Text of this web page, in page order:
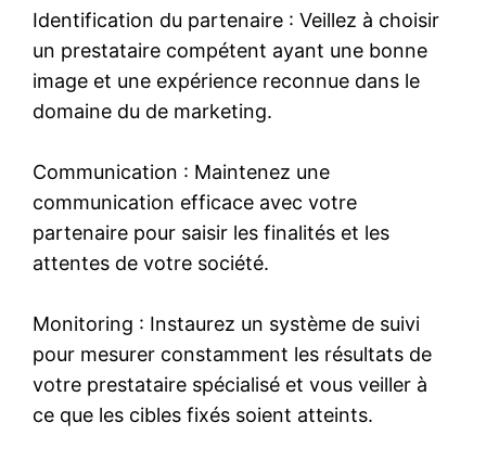
Identification du partenaire : Veillez à choisir
un prestataire compétent ayant une bonne
image et une expérience reconnue dans le
domaine du de marketing.
Communication : Maintenez une
communication efficace avec votre
partenaire pour saisir les finalités et les
attentes de votre société.
Monitoring : Instaurez un système de suivi
pour mesurer constamment les résultats de
votre prestataire spécialisé et vous veiller à
ce que les cibles fixés soient atteints.